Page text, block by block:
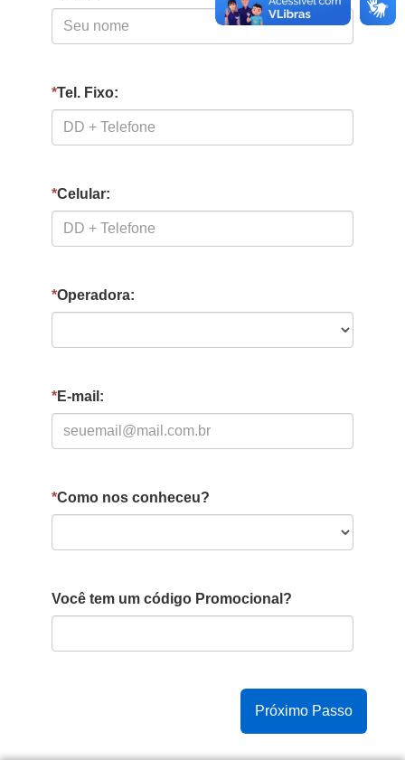
*Tel. Fixo:
*Celular:
*Operadora:
*E-mail:
*Como nos conheceu?
Você tem um código Promocional?